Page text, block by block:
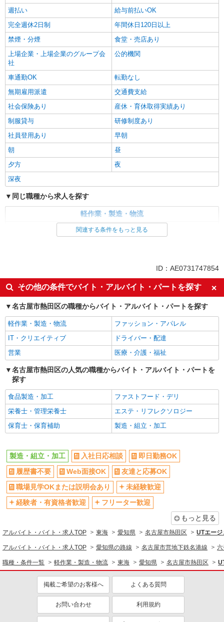
週払い
給与前払いOK
完全週休2日制
年間休日120日以上
禁煙・分煙
食堂・売店あり
上場企業・上場企業のグループ会
社
公的機関
車通勤OK
転勤なし
無期雇用派遣
交通費支給
社会保険あり
産休・育休取得実績あり
制服貸与
研修制度あり
社員登用あり
早朝
朝
昼
夕方
夜
深夜
同じ職種から求人を探す
軽作業・製造・物流
上場企業・上場企業のグループ会
社
車通勤OK
交通費支給
社会保険あり
産休・育休取得実績あり
社員登用あり
深夜
関連する条件をもっと見る
ID：AE0731747854
その他の条件でバイト・アルバイト・パートを探す
名古屋市熱田区の職種からバイト・アルバイト・パートを探す
軽作業・製造・物流
ファッション・アパレル
IT・クリエイティブ
ドライバー・配達
営業
医療・介護・福祉
名古屋市熱田区の人気の職種からバイト・アルバイト・パートを
探す
食品製造・加工
ファストフード・デリ
栄養士・管理栄養士
エステ・リフレクソロジー
保育士・保育補助
製造・組立・加工
製造・組立・加工 入社日応相談
即日勤務OK
履歴書不要
Web面接OK
友達と応募OK
職場見学OKまたは説明会あり
未経験歓迎
経験者・有資格者歓迎
フリーター歓迎
もっと見る
アルバイト・バイト・求人TOP 東海 愛知県 名古屋市熱田区 UTエー
アルバイト・バイト・求人TOP 愛知県の路線 名古屋市営地下鉄名港線
職種・条件一覧 軽作業・製造・物流 東海 愛知県 名古屋市熱田区
掲載ご希望のお客様へ よくある質問
お問い合わせ 利用規約